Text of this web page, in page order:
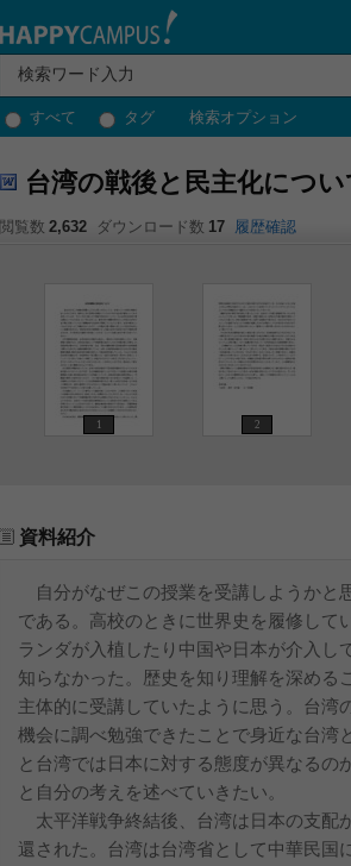
すべて タグ 検索オプション
台湾の戦後と民主化につい
閲覧数 2,632 ダウンロード数 17 履歴確認
1 2
資料紹介
自分がなぜこの授業を受講しようかと
である。高校のときに世界史を履修して
ランダが入植したり中国や日本が介入し
知らなかった。歴史を知り理解を深める
主体的に受講していたように思う。台湾
機会に調べ勉強できたことで身近な台湾
と台湾では日本に対する態度が異なる
と自分の考えを述べていきたい。
太平洋戦争終結後、台湾は日本の支配
還された。台湾は台湾省として中華民国